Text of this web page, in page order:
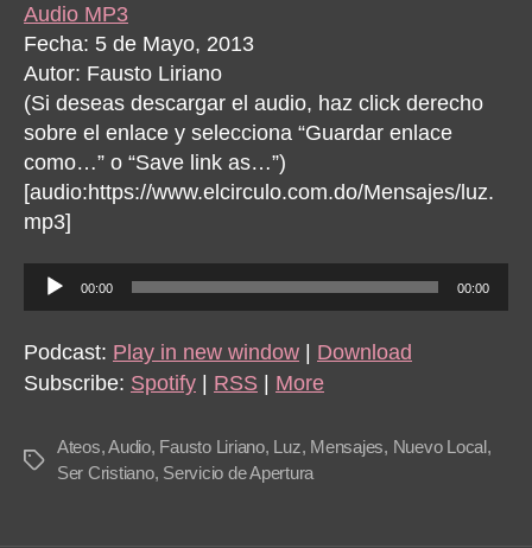
Audio MP3
Fecha: 5 de Mayo, 2013
Autor: Fausto Liriano
(Si deseas descargar el audio, haz click derecho
sobre el enlace y selecciona “Guardar enlace
como…” o “Save link as…”)
[audio:https://www.elcirculo.com.do/Mensajes/luz.
mp3]
u
d
i
l
00:00 00:00
Podcast: Play in new window | Download
Subscribe: Spotify | RSS | More
Tags
Ateos,Audio, Fausto Liriano, Luz, Mensajes, Nuevo Local,
Ser Cristiano, Servicio de Apertura